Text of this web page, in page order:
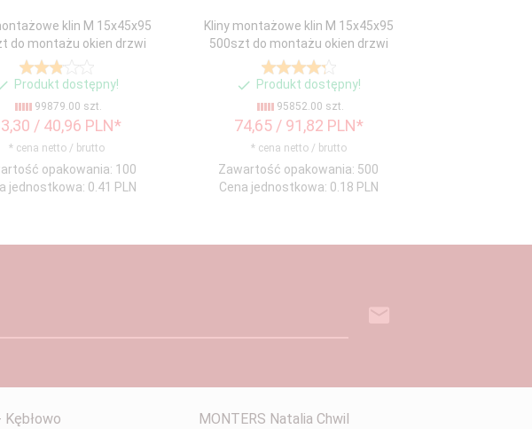
klin M 15x45x95
do montażu okien drzwi
Produkt dostępny!
99879.00 szt.
30 / 40,96 PLN*
* cena netto / brutto
opakowania: 100
jednostkowa: 0.41 PLN
Kliny montażowe klin M 15x45x95
500szt do montażu okien drzwi
Produkt dostępny!
95852.00 szt.
74,65 / 91,82 PLN*
* cena netto / brutto
Zawartość opakowania: 500
Cena jednostkowa: 0.18 PLN
MONTERS Natalia Chwil